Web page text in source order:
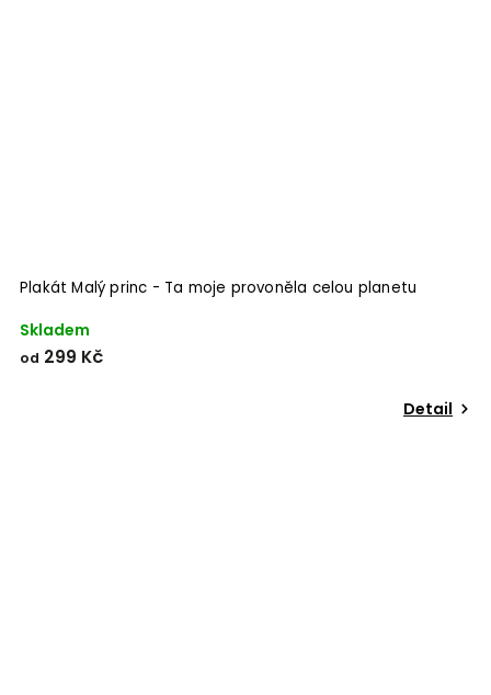
Plakát Malý princ - Ta moje provoněla celou planetu
Skladem
od 299 Kč
Detail